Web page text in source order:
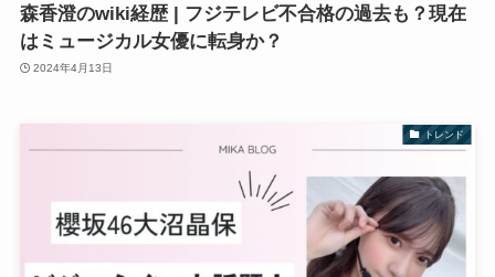
森香澄のwiki経歴 | フジテレビ不合格の過去も？現在
はミュージカル女優に転身か？
2024年4月13日
トレンド